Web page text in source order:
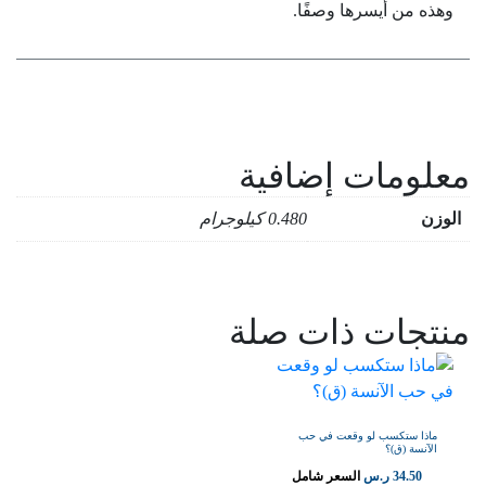
وهذه من أيسرها وصفًا.
معلومات إضافية
الوزن 0.480 كيلوجرام
منتجات ذات صلة
ماذا ستكسب لو وقعت في حب
الآنسة (ق)؟
34.50 ر.س السعر شامل